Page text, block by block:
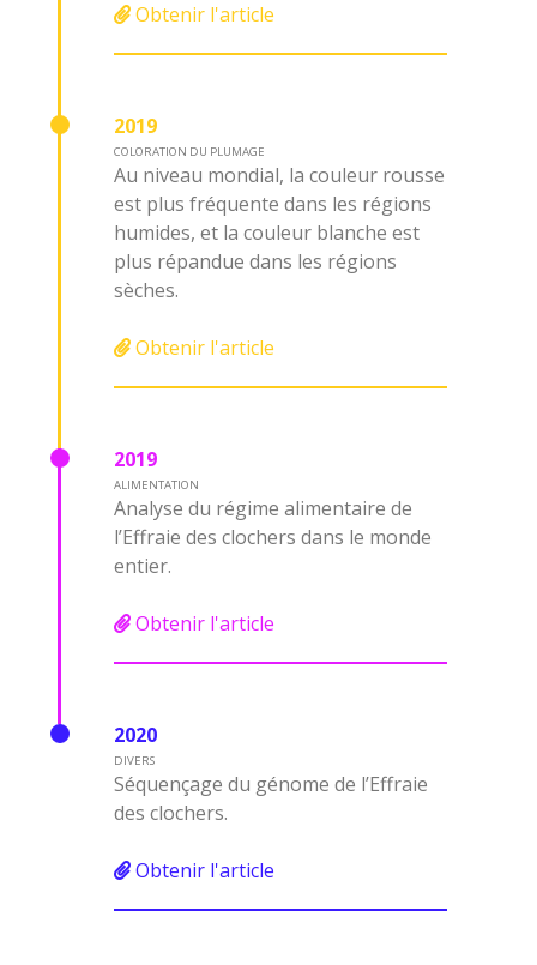
Obtenir l'article
2019
COLORATION DU PLUMAGE
Au niveau mondial, la couleur rousse
est plus fréquente dans les régions
humides, et la couleur blanche est
plus répandue dans les régions
sèches.
Obtenir l'article
2019
ALIMENTATION
Analyse du régime alimentaire de
l’Effraie des clochers dans le monde
entier.
Obtenir l'article
2020
DIVERS
Séquençage du génome de l’Effraie
des clochers.
Obtenir l'article